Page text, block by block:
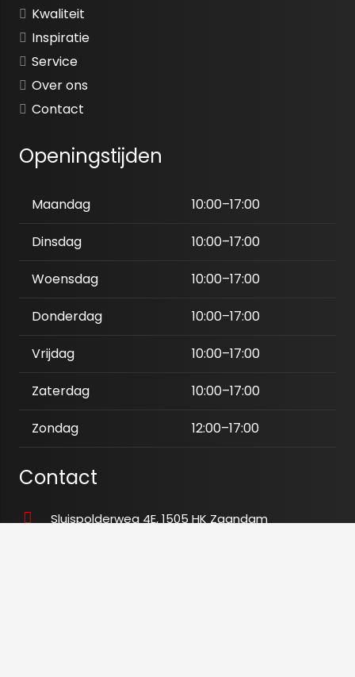
Kwaliteit
Inspiratie
Service
Over ons
Contact
Openingstijden
Maandag 10:00–17:00
Dinsdag 10:00–17:00
Woensdag 10:00–17:00
Donderdag 10:00–17:00
Vrijdag 10:00–17:00
Zaterdag 10:00–17:00
Zondag 12:00–17:00
Contact
Sluispolderweg 4E, 1505 HK Zaandam